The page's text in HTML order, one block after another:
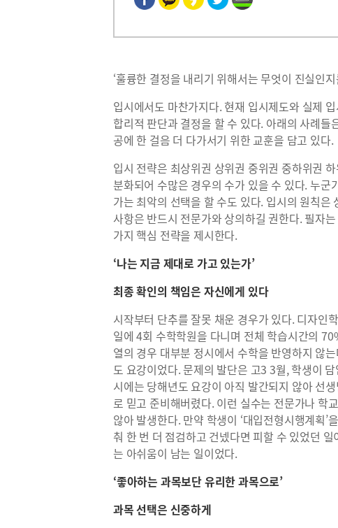
‘훌륭한 결정을 내리기 위해서는 무엇이 진실인
입시에서도 마찬가지다. 현재 입시제도와 실제
합리적 판단과 결정을 할 수 있다. 아래의 사례
공에 한 걸음 더 다가서기 위한 교훈을 담고 있다.
입시 전략은 최상위권 상위권 중위권 중하위권
분화되어 수많은 경우의 수가 있을 수 있다. 누
가는 최악의 선택을 할 수도 있다. 입시의 원칙
사항은 반드시 전문가와 상의하길 권한다. 필자
가지 핵심 전략을 제시한다.
‘나는 지금 제대로 가고 있는가’
최종 확인의 책임은 자신에게 있다
시작부터 단추를 잘못 채운 경우가 있다. 디자인
일에 4회 수학학원을 다니며 전체 학습시간의
열의 경우 대부분 정시에서 수학을 반영하지 않
도 요강이었다. 문제의 발단은 고3 3월, 학생이
시에는 당해년도 요강이 아직 발간되지 않아 선
로 믿고 준비해버렸다. 이런 실수는 전문가나 학
않아 발생한다. 만약 학생이 ‘대입전형시행계획
춰 한 번 더 점검하고 건넸다면 피할 수 있었던
는 아쉬움이 남는 일이었다.
‘좋아하는 과목보단 유리한 과목으로’
과목 선택은 신중하게